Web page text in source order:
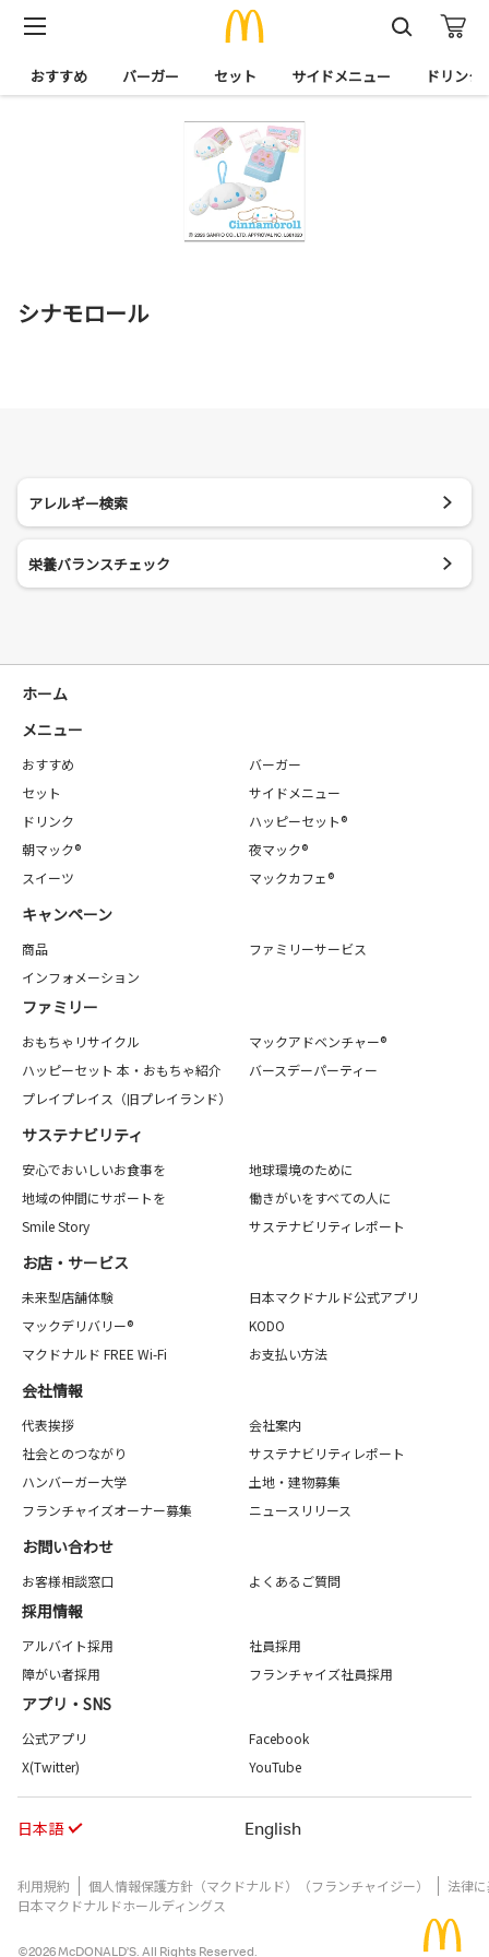
おすすめ バーガー セット サイドメニュー ドリンク
シナモロール
アレルギー検索
栄養バランスチェック
ホーム
メニュー
おすすめ
バーガー
セット
サイドメニュー
ドリンク
ハッピーセット®
朝マック®
夜マック®
スイーツ
マックカフェ®
キャンペーン
商品
ファミリーサービス
インフォメーション
ファミリー
おもちゃリサイクル
マックアドベンチャー®
ハッピーセット 本・おもちゃ紹介
バースデーパーティー
プレイプレイス（旧プレイランド）
サステナビリティ
安心でおいしいお食事を
地球環境のために
地域の仲間にサポートを
働きがいをすべての人に
Smile Story
サステナビリティレポート
お店・サービス
未来型店舗体験
日本マクドナルド公式アプリ
マックデリバリー®
KODO
マクドナルド FREE Wi-Fi
お支払い方法
会社情報
代表挨拶
会社案内
社会とのつながり
サステナビリティレポート
ハンバーガー大学
土地・建物募集
フランチャイズオーナー募集
ニュースリリース
お問い合わせ
お客様相談窓口 よくあるご質問
採用情報
アルバイト採用
社員採用
障がい者採用
フランチャイズ社員採用
アプリ・SNS
公式アプリ
Facebook
X(Twitter)
YouTube
日本語 English
利用規約 個人情報保護方針（マクドナルド）（フランチャイジー）
法律
日本マクドナルドホールディングス
©2026 McDONALD’S. All Rights Reserved.